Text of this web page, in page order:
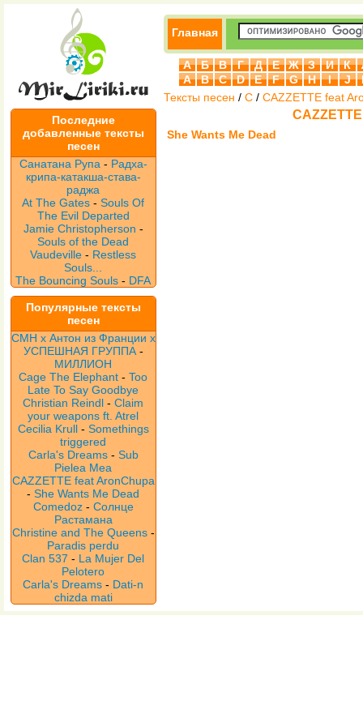
Последние
добавленные тексты
песен
Санатана Рупа - Радха-
крипа-катакша-става-
раджа
At The Gates -Souls Of
The Evil Departed
Jamie Christopherson -
Souls of the Dead
Vaudeville- Restless
Souls...
The Bouncing Souls - DFA
Популярные тексты
песен
CMH x Антон из Франции x
УСПЕШНАЯ ГРУППА -
МИЛЛИОН
Cage The Elephant -Too
Late To Say Goodbye
Christian Reindl -Claim
your weapons ft. Atrel
Cecilia Krull - Somethings
triggered
Carla's Dreams - Sub
Pielea Mea
CAZZETTE feat AronChupa
-She Wants Me Dead
Comedoz - Солнце
Растамана
Christine and The Queens -
Paradis perdu
Clan 537 - La Mujer Del
Pelotero
Carla's Dreams - Dati-n
chizda mati
Главная
А Б В Г Д Е Ж З И К
A
B C D E F G H I J
Тексты песен / C / CAZZETTE feat
She Wants Me Dead